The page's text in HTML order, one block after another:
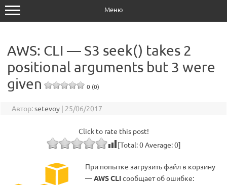
Меню
AWS: CLI — S3 seek() takes 2
positional arguments but 3 were
given
0 (0)
Автор:setevoy | 25/06/2017
Click to rate this post!
[Total:0Average:0]
При попытке загрузить файл в корзину
—AWS CLIсообщает об ошибке: